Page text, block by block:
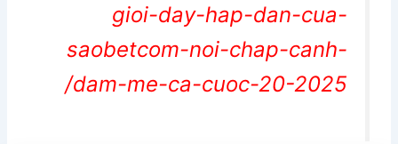
gioi-day-hap-dan-cua-
saobetcom-noi-chap-canh-
dam-me-ca-cuoc-20-2025/